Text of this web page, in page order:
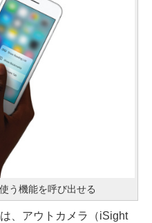
う機能を呼び出せる
、アウトカメラ（iSight